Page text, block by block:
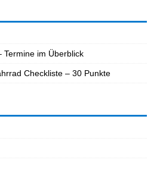
Termine im Überblick
Checkliste – 30 Punkte